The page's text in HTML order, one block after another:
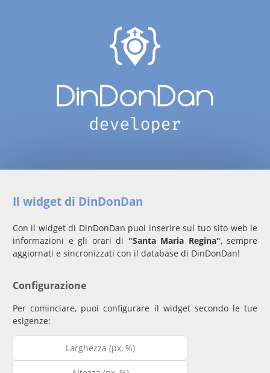
Il widget di DinDonDan
Con il widget di DinDonDan puoi inserire sul tuo sito web le
informazioni e gli orari di "Santa Maria Regina", sempre
aggiornati e sincronizzati con il database di DinDonDan!
Configurazione
Per cominciare, puoi configurare il widget secondo le tue
esigenze: